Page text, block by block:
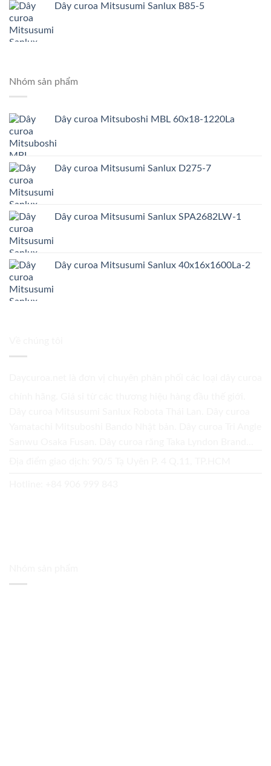
Dây curoa Mitsusumi Sanlux B85-5
Nhóm sản phẩm
Dây curoa Mitsuboshi MBL 60x18-1220La
Dây curoa Mitsusumi Sanlux D275-7
Dây curoa Mitsusumi Sanlux SPA2682LW-1
Dây curoa Mitsusumi Sanlux 40x16x1600La-2